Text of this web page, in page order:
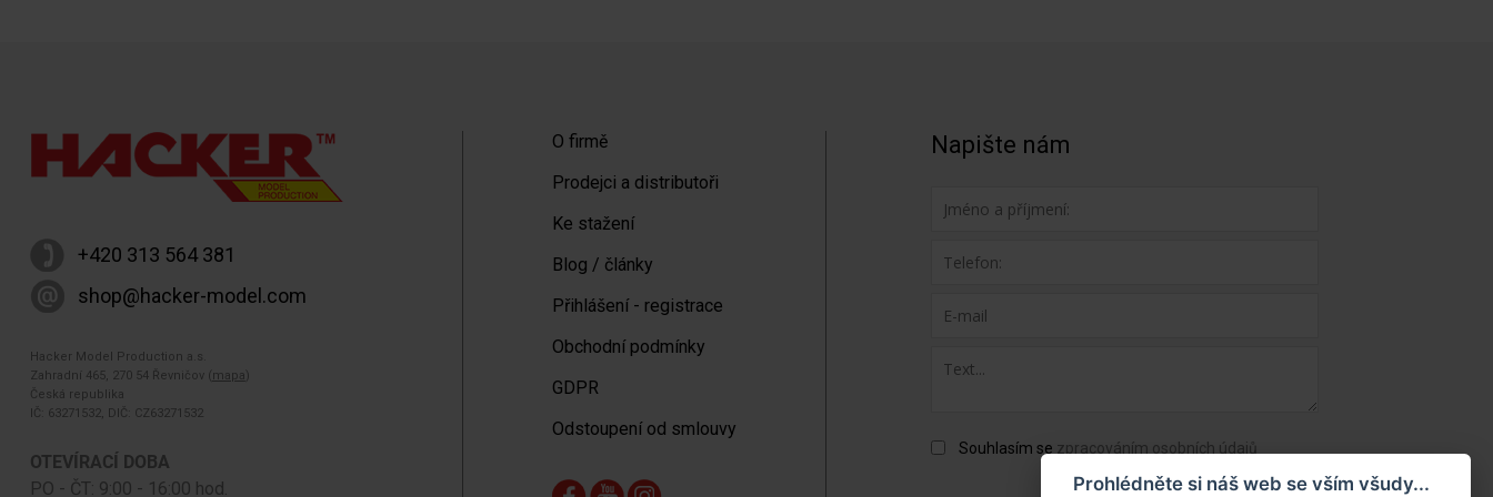
+420 313 564 381
shop@hacker-model.com
Hacker Model Production a.s.
Zahradní 465, 270 54 Řevničov ( mapa )
Česká republika
IČ: 63271532, DIČ: CZ63271532
OTEVÍRACÍ DOBA
PO - ČT: 9:00 - 16:00 hod.
O firmě
Prodejci a distributoři
Ke stažení
Blog / články
Přihlášení - registrace
Obchodní podmínky
GDPR
Odstoupení od smlouvy
Napište nám
Souhlasím se zpracováním osobních údajů
Prohlédněte si náš web se vším všudy...